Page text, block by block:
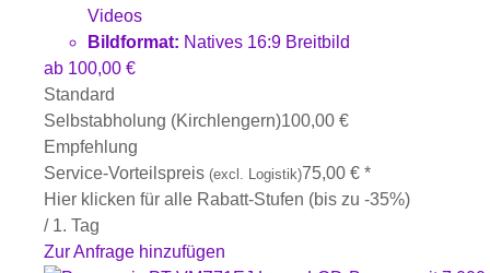
Videos
Bildformat: Natives 16:9 Breitbild
ab 100,00 €
Standard
Selbstabholung (Kirchlengern)100,00 €
Empfehlung
Service-Vorteilspreis (excl. Logistik)75,00 € *
Hier klicken für alle Rabatt-Stufen (bis zu -35%)
/ 1. Tag
Zur Anfrage hinzufügen